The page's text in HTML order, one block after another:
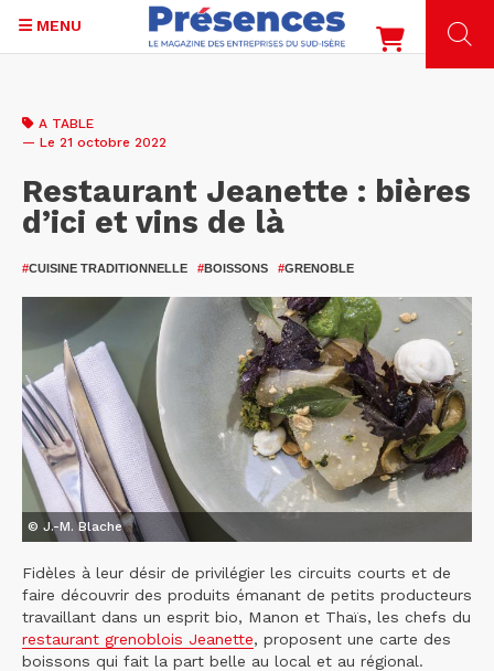
contenu
MENU
A TABLE
— Le 21 octobre 2022
Restaurant Jeanette : bières
d’ici et vins de là
#CUISINE TRADITIONNELLE #BOISSONS #GRENOBLE
© J.-M. Blache
Fidèles à leur désir de privilégier les circuits courts et de
faire découvrir des produits émanant de petits producteurs
travaillant dans un esprit bio, Manon et Thaïs, les chefs du
restaurant grenoblois Jeanette, proposent une carte des
boissons qui fait la part belle au local et au régional.